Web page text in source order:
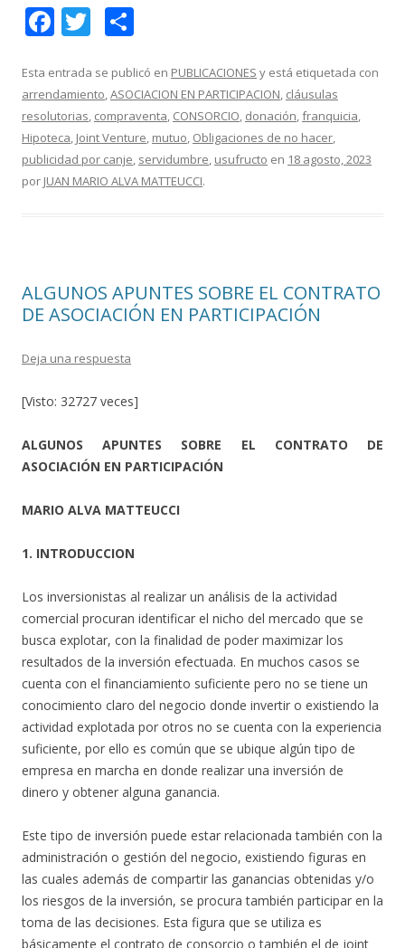
F
ac
e
b
o
o
k
T
w
itt
er
m
p
ar
ti
r
Esta entrada se publicó en PUBLICACIONES y está etiquetada con
arrendamiento ASOCIACION EN PARTICIPACION cláusulas
resolutorias compraventa CONSORCIO donación franquicia
Hipoteca Joint Venture mutuo Obligaciones de no hacer
publicidad por canje servidumbre usufructo en 18 agosto, 2023
por JUAN MARIO ALVA MATTEUCCI.
ALGUNOS APUNTES SOBRE EL CONTRATO
DE ASOCIACIÓN EN PARTICIPACIÓN
Deja una respuesta
[Visto: 32727 veces]
ALGUNOS APUNTES SOBRE EL CONTRATO DE
ASOCIACIÓN EN PARTICIPACIÓN
MARIO ALVA MATTEUCCI
1. INTRODUCCION
Los inversionistas al realizar un análisis de la actividad
comercial procuran identificar el nicho del mercado que se
busca explotar, con la finalidad de poder maximizar los
resultados de la inversión efectuada. En muchos casos se
cuenta con el financiamiento suficiente pero no se tiene un
conocimiento claro del negocio donde invertir o existiendo la
actividad explotada por otros no se cuenta con la experiencia
suficiente, por ello es común que se ubique algún tipo de
empresa en marcha en donde realizar una inversión de
dinero y obtener alguna ganancia.
Este tipo de inversión puede estar relacionada también con la
administración o gestión del negocio, existiendo figuras en
las cuales además de compartir las ganancias obtenidas y/o
los riesgos de la inversión, se procura también participar en la
toma de las decisiones. Esta figura que se utiliza es
básicamente el contrato de consorcio o también el de joint